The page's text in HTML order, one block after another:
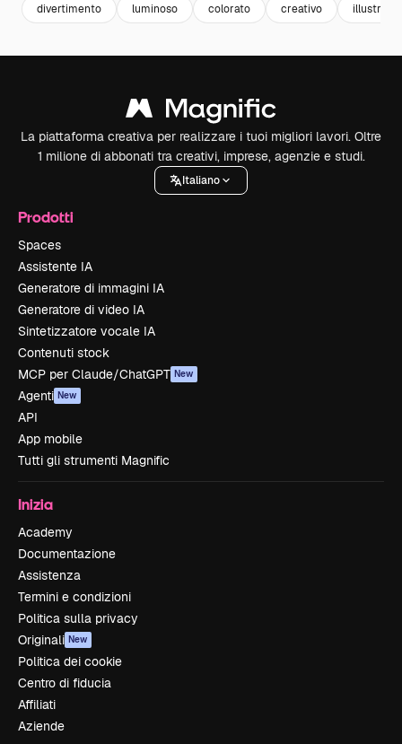
divertimento luminoso colorato creativo
La piattaforma creativa per realizzare i tuoi migliori lavori. Oltre
1 milione di abbonati tra creativi, imprese, agenzie e studi.
Italiano
Prodotti
Spaces
Assistente IA
Generatore di immagini IA
Generatore di video IA
Sintetizzatore vocale IA
Contenuti stock
MCP per Claude/ChatGPT New
Agenti New
API
App mobile
Tutti gli strumenti Magnific
Inizia
Academy
Documentazione
Assistenza
Termini e condizioni
Politica sulla privacy
Originali New
Politica dei cookie
Centro di fiducia
Affiliati
Aziende